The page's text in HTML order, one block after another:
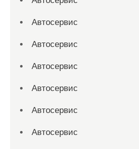
Автосервис
Автосервис
Автосервис
Автосервис
Автосервис
Автосервис